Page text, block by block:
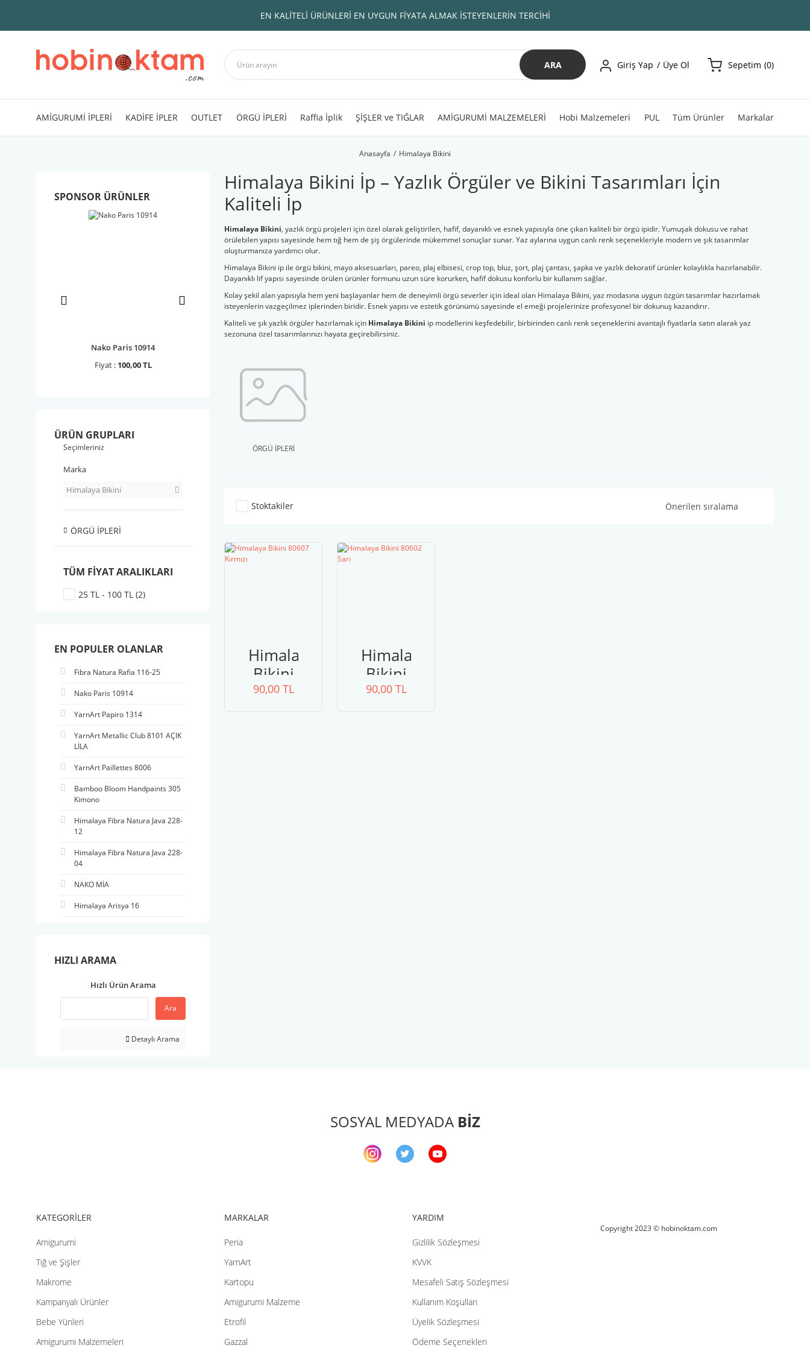
EN KALİTELİ ÜRÜNLERİ EN UYGUN FİYATA ALMAK İSTEYENLERİN TERCİHİ
ARA Giriş Yap Üye Ol Sepetim 0
AMİGURUMİ İPLERİ KADİFE İPLER OUTLET ÖRGÜ İPLERİ Raffia İplik ŞİŞLER ve TIĞLAR AMİGURUMİ MALZEMELERİ Hobi Malzemeleri PUL Tüm Ürünler Markalar
Anasayfa Himalaya Bikini
SPONSOR ÜRÜNLER
Nako Paris 10914
Fiyat : 100,00 TL
ÜRÜN GRUPLARI
Seçimleriniz
Marka
Himalaya Bikini
ÖRGÜ İPLERİ
TÜM FIYAT ARALIKLARI
25 TL - 100 TL (2)
EN POPULER OLANLAR
Fibra Natura Rafia 116-25
Nako Paris 10914
YarnArt Papiro 1314
YarnArt Metallic Club 8101 AÇIK
LİLA
YarnArt Paillettes 8006
Bamboo Bloom Handpaints 305
Kimono
Himalaya Fibra Natura Java 228-
12
Himalaya Fibra Natura Java 228-
04
NAKO MİA
Himalaya Arisya 16
HIZLI ARAMA
Hızlı Ürün Arama
Ara
Detaylı Arama
Himalaya Bikini İp – Yazlık Örgüler ve Bikini Tasarımları İçin
Kaliteli İp
Himalaya Bikini, yazlık örgü projeleri için özel olarak geliştirilen, hafif, dayanıklı ve esnek yapısıyla öne çıkan kaliteli bir örgü ipidir. Yumuşak dokusu ve rahat
örülebilen yapısı sayesinde hem tığ hem de şiş örgülerinde mükemmel sonuçlar sunar. Yaz aylarına uygun canlı renk seçenekleriyle modern ve şık tasarımlar
oluşturmanıza yardımcı olur.
Himalaya Bikini ip ile örgü bikini, mayo aksesuarları, pareo, plaj elbisesi, crop top, bluz, şort, plaj çantası, şapka ve yazlık dekoratif ürünler kolaylıkla hazırlanabilir.
Dayanıklı lif yapısı sayesinde örülen ürünler formunu uzun süre korurken, hafif dokusu konforlu bir kullanım sağlar.
Kolay şekil alan yapısıyla hem yeni başlayanlar hem de deneyimli örgü severler için ideal olan Himalaya Bikini, yaz modasına uygun özgün tasarımlar hazırlamak
isteyenlerin vazgeçilmez iplerinden biridir. Esnek yapısı ve estetik görünümü sayesinde el emeği projelerinize profesyonel bir dokunuş kazandırır.
Kaliteli ve şık yazlık örgüler hazırlamak için Himalaya Bikini ip modellerini keşfedebilir, birbirinden canlı renk seçeneklerini avantajlı fiyatlarla satın alarak yaz
sezonuna özel tasarımlarınızı hayata geçirebilirsiniz.
ÖRGÜ İPLERİ
Stoktakiler
Himalaya
Bikini
80607
90,00 TL
Himalaya
Bikini
80602
90,00 TL
SOSYAL MEDYADA BİZ
KATEGORİLER
Amigurumi
Tığ ve Şişler
Makrome
Kampanyalı Ürünler
Bebe Yünleri
Amigurumi Malzemeleri
MARKALAR
Peria
YarnArt
Kartopu
Amigurumi Malzeme
Etrofil
Gazzal
YARDIM
Gizlilik Sözleşmesi
KVVK
Mesafeli Satış Sözleşmesi
Kullanım Koşulları
Üyelik Sözleşmesi
Ödeme Seçenekleri
Copyright 2023 © hobinoktam.com